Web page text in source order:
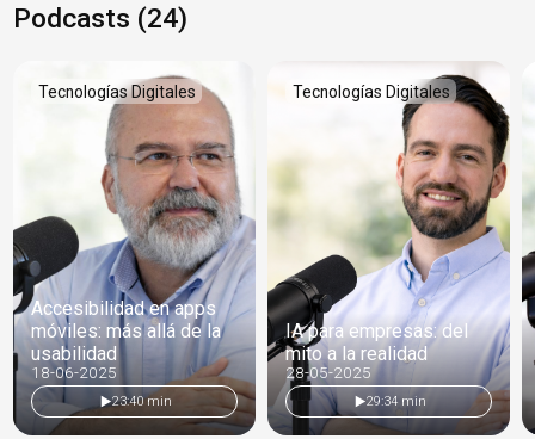
Podcasts (24)
Tecnologías Digitales
Accesibilidad en apps
móviles: más allá de la
usabilidad
18-06-2025
23:40 min
Tecnologías Digitales
IA para empresas: del
mito a la realidad
28-05-2025
29:34 min